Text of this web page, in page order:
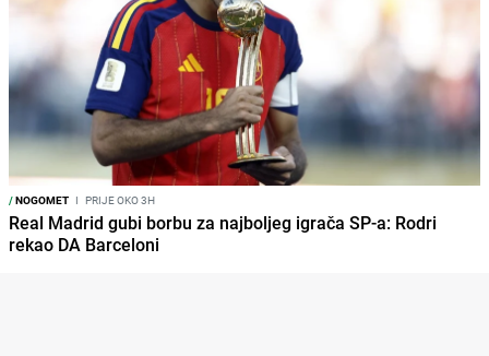
/NOGOMET I PRIJE OKO 3H
Real Madrid gubi borbu za najboljeg igrača SP-a: Rodri
rekao DA Barceloni